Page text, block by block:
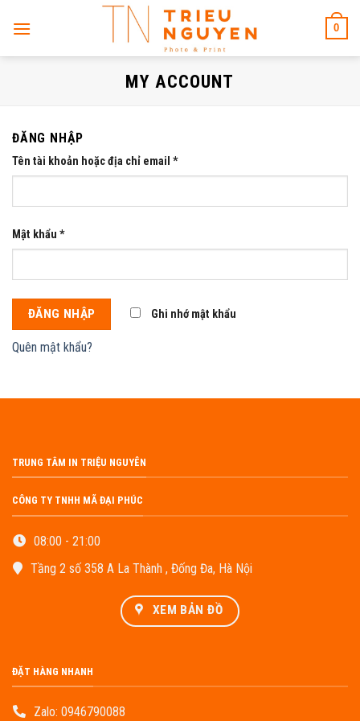
0
MY ACCOUNT
ĐĂNG NHẬP
Tên tài khoản hoặc địa chỉ email *
Mật khẩu *
ĐĂNG NHẬP Ghi nhớ mật khẩu
Quên mật khẩu?
TRUNG TÂM IN TRIỆU NGUYÊN
CÔNG TY TNHH MÃ ĐẠI PHÚC
08:00 - 21:00
Tầng 2 số 358 A La Thành , Đống Đa, Hà Nội
XEM BẢN ĐỒ
ĐẶT HÀNG NHANH
Zalo: 0946790088